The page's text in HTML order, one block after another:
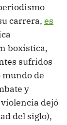
carrera, es
boxística,
sufridos
de
y
dejó
del siglo),